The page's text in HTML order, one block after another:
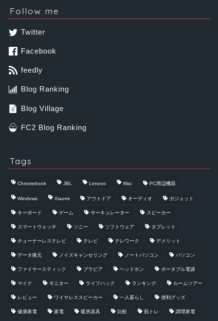
Follow me
Twitter
Facebook
feedly
Blog Ranking
Blog Village
FC2 Blog Ranking
Tags
Chromebook JBL Lenovo Mac PC周辺機器
Windows Xiaomi アウトドア オーディオ ガジェット
キーボード ゲーム サーキュレーター スピーカー
スマートウォッチ ソニー ソフトウェア タブレット
チューナーレステレビ テレビ テレワーク デメリット
データ復元 ノイズキャンセリング ノートパソコン パソコン
ファイヤースティック ブラビア ヘッドホン ポータブル電源
マイク モニター ライフハック ランキング ルームツアー
レビュー ワイヤレススピーカー 一人暮らし 便利グッズ
健康家電 家電 暖房器具 比較 筋トレ 調理家電